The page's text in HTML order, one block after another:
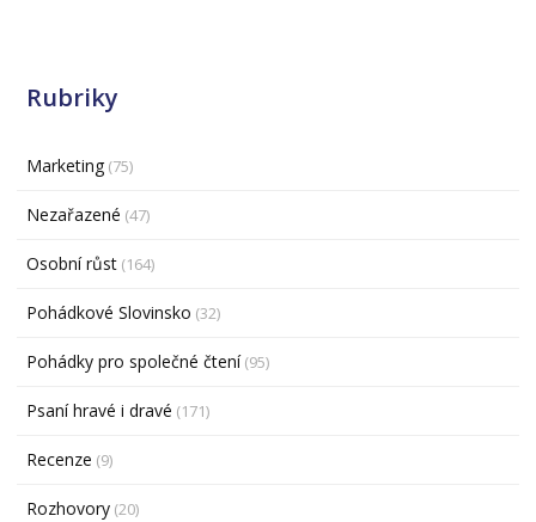
Rubriky
Marketing (75)
Nezařazené (47)
Osobní růst (164)
Pohádkové Slovinsko (32)
Pohádky pro společné čtení(95)
Psaní hravé i dravé (171)
Recenze (9)
Rozhovory (20)